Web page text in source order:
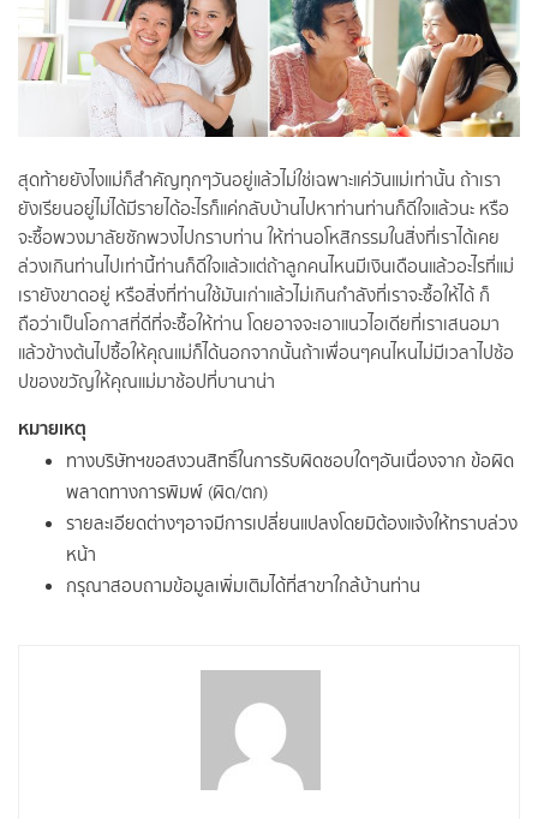
สุดท้ายยังไงแม่ก็สำคัญทุกๆวันอยู่แล้วไม่ใช่เฉพาะแค่วันแม่เท่านั้น ถ้าเรา
ยังเรียนอยู่ไม่ได้มีรายได้อะไรก็แค่กลับบ้านไปหาท่านท่านก็ดีใจแล้วนะ หรือ
จะซื้อพวงมาลัยซักพวงไปกราบท่าน ให้ท่านอโหสิกรรมในสิ่งที่เราได้เคย
ล่วงเกินท่านไปเท่านี้ท่านก็ดีใจแล้วแต่ถ้าลูกคนไหนมีเงินเดือนแล้วอะไรที่แม่
เรายังขาดอยู่ หรือสิ่งที่ท่านใช้มันเก่าแล้วไม่เกินกำลังที่เราจะซื้อให้ได้ ก็
ถือว่าเป็นโอกาสที่ดีที่จะซื้อให้ท่าน โดยอาจจะเอาแนวไอเดียที่เราเสนอมา
แล้วข้างต้นไปซื้อให้คุณแม่ก็ได้นอกจากนั้นถ้าเพื่อนๆคนไหนไม่มีเวลาไปซ้อ
ปของขวัญให้คุณแม่มาช้อปที่บานาน่า
หมายเหตุ
ทางบริษัทฯขอสงวนสิทธิ์ในการรับผิดชอบใดๆอันเนื่องจาก ข้อผิด
พลาดทางการพิมพ์ (ผิด/ตก)
รายละเอียดต่างๆอาจมีการเปลี่ยนแปลงโดยมิต้องแจ้งให้ทราบล่วง
หน้า
กรุณาสอบถามข้อมูลเพิ่มเติมได้ที่สาขาใกล้บ้านท่าน